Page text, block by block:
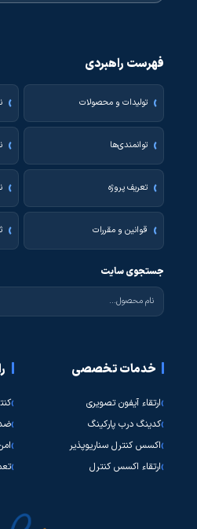
فهرست راهبردی
تولیدات و محصولات
توانمندی‌ها
تعریف پروژه
قوانین و مقررات
جستجوی سایت
خدمات تخصصی
ارتقاء آیفون تصویری
کدینگ درب پارکینگ
اکسس کنترل سناریوپذیر
ارتقاء اکسس کنترل